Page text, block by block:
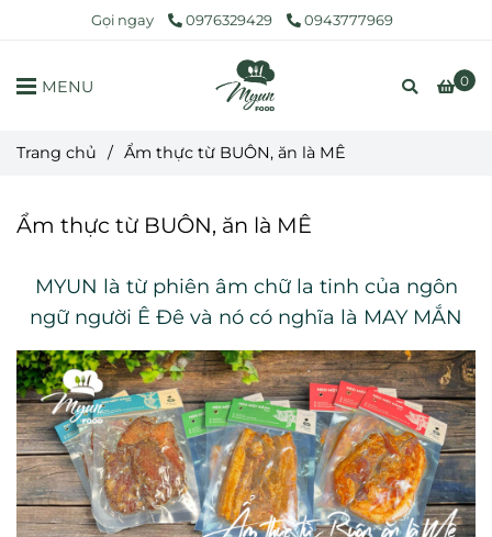
Gọi ngay 0976329429 0943777969
0
MENU
Trang chủ / Ẩm thực từ BUÔN, ăn là MÊ
Ẩm thực từ BUÔN, ăn là MÊ
MYUN là từ phiên âm chữ la tinh của ngôn
ngữ người Ê Đê và nó có nghĩa là MAY MẮN